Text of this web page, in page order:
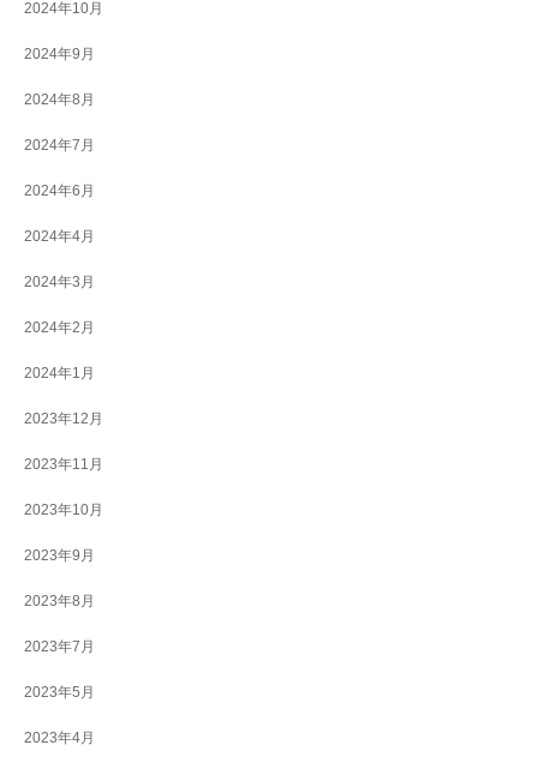
2024年10月
2024年9月
2024年8月
2024年7月
2024年6月
2024年4月
2024年3月
2024年2月
2024年1月
2023年12月
2023年11月
2023年10月
2023年9月
2023年8月
2023年7月
2023年5月
2023年4月